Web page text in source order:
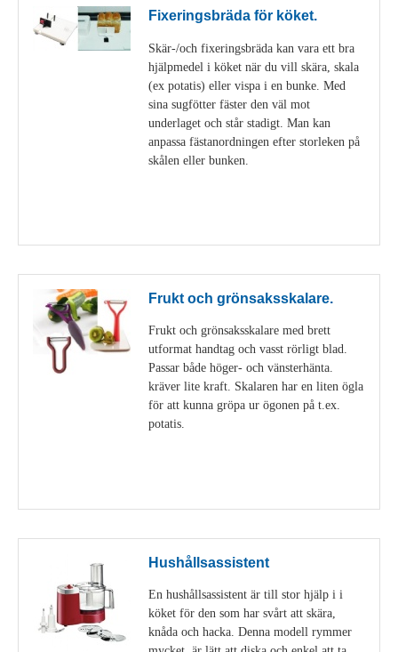
Fixeringsbräda för köket.
Skär-/och fixeringsbräda kan vara ett bra
hjälpmedel i köket när du vill skära, skala
(ex potatis) eller vispa i en bunke. Med
sina sugfötter fäster den väl mot
underlaget och står stadigt. Man kan
anpassa fästanordningen efter storleken på
skålen eller bunken.
Frukt och grönsaksskalare.
Frukt och grönsaksskalare med brett
utformat handtag och vasst rörligt blad.
Passar både höger- och vänsterhänta.
kräver lite kraft. Skalaren har en liten ögla
för att kunna gröpa ur ögonen på t.ex.
potatis.
Hushållsassistent
En hushållsassistent är till stor hjälp i i
köket för den som har svårt att skära,
knåda och hacka. Denna modell rymmer